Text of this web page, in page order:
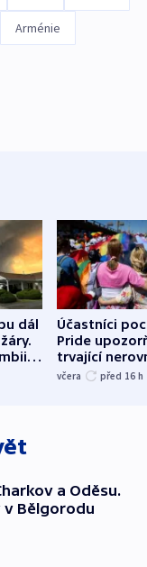
Arménie
dál
lidí
Účastníci
Pride
trvající
včera před 16 h
a Oděsu.
v Bělgorodu